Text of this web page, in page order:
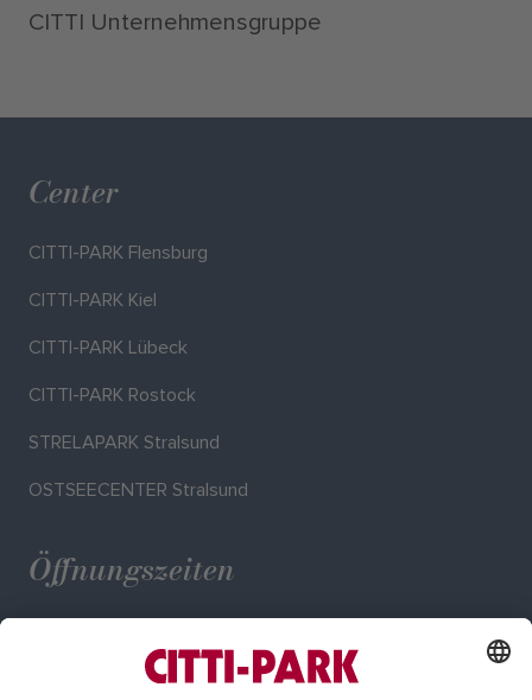
CITTI Unternehmensgruppe
Center
CITTI-PARK Flensburg
CITTI-PARK Kiel
CITTI-PARK Lübeck
CITTI-PARK Rostock
STRELAPARK Stralsund
OSTSEECENTER Stralsund
Öffnungszeiten